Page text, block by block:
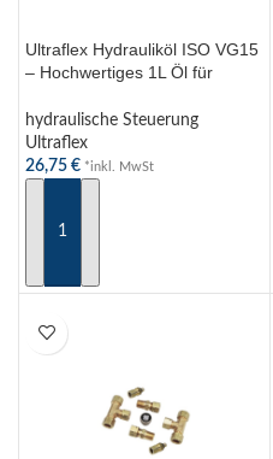
Ultraflex Hydrauliköl ISO VG15
– Hochwertiges 1L Öl für
erhalten
hydraulische Steuerung
Ultraflex
26,75 € *inkl. MwSt